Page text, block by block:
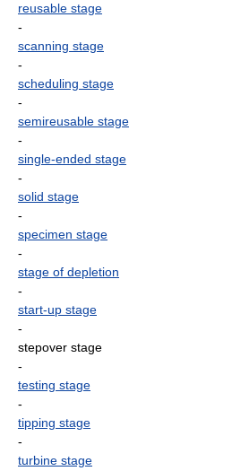
reusable stage
-
scanning stage
-
scheduling stage
-
semireusable stage
-
single-ended stage
-
solid stage
-
specimen stage
-
stage of depletion
-
start-up stage
-
stepover stage
-
testing stage
-
tipping stage
-
turbine stage